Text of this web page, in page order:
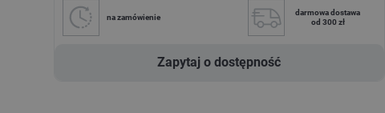
na zamówienie
darmowa dostawa
od 300 zł
Zapytaj o dostępność